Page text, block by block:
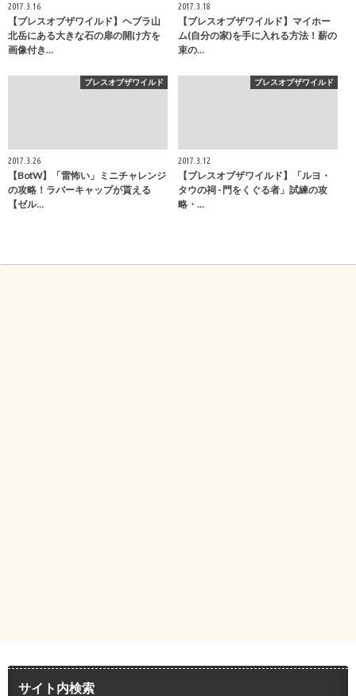
2017.3.16
【ブレスオブザワイルド】ヘブラ山
北岳にある大きな石の扉の開け方を
画像付き…
2017.3.18
【ブレスオブザワイルド】マイホー
ム(自分の家)を手に入れる方法！薪の
束の…
ブレスオブザワイルド
2017.3.26
【BotW】「雷怖い」ミニチャレンジ
の攻略！ラバーキャップが貰える
【ゼル…
ブレスオブザワイルド
2017.3.12
【ブレスオブザワイルド】「ルヨ・
タウの祠 - 門をくぐる者」試練の攻
略・…
サイト内検索